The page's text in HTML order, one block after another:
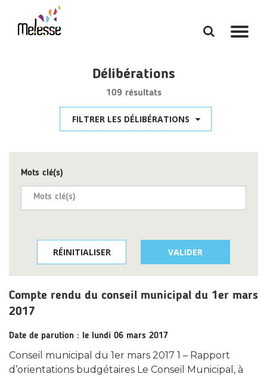
Aller
Délibérations
109 résultats
FILTRER LES DÉLIBÉRATIONS
Mots clé(s)
RÉINITIALISER VALIDER
Compte rendu du conseil municipal du 1er mars
2017
Date de parution : le lundi 06 mars 2017
Conseil municipal du 1er mars 2017 1 – Rapport
d’orientations budgétaires Le Conseil Municipal, à